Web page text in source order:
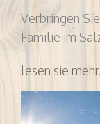
Verbringen
Familie im
lesen sie